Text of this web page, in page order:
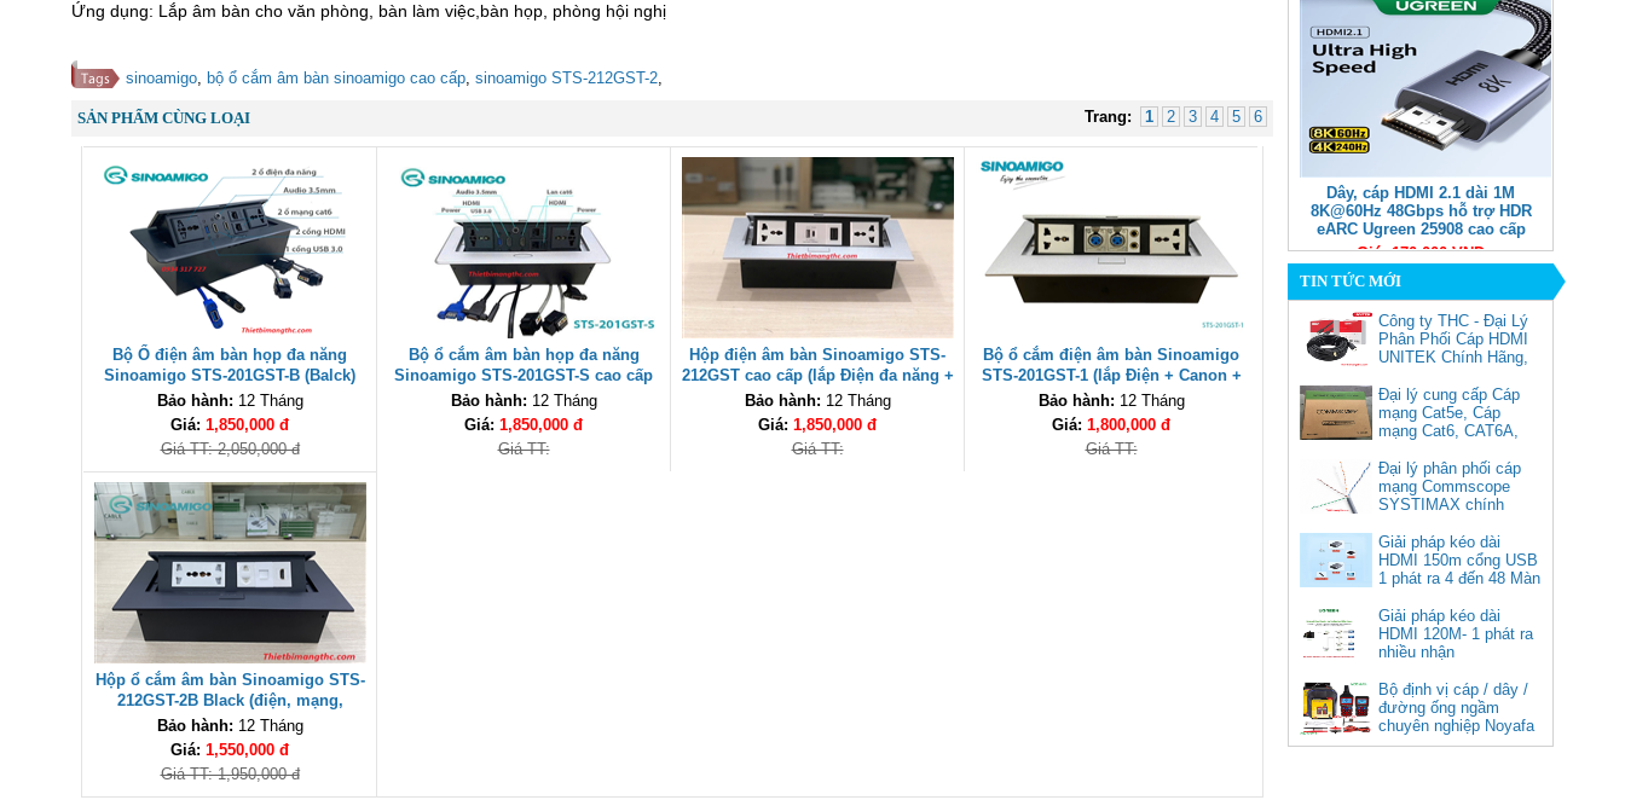
Ứng dụng: Lắp âm bàn cho văn phòng, bàn làm việc,bàn họp, phòng hội nghị
sinoamigo, bộ ổ cắm âm bàn sinoamigo cao cấp, sinoamigo STS-212GST-2,
Trang: 1 2 3 4 5 6
SẢN PHẨM CÙNG LOẠI
Bộ Ổ điện âm bàn họp đa năng
Sinoamigo STS-201GST-B (Balck)
cao cấp
Bảo hành: 12 Tháng
Giá: 1,850,000 đ
Giá TT: 2,050,000 đ
Bộ ổ cắm âm bàn họp đa năng
Sinoamigo STS-201GST-S cao cấp
Bảo hành: 12 Tháng
Giá: 1,850,000 đ
Giá TT:
Hộp điện âm bàn Sinoamigo STS-
212GST cao cấp (lắp Điện đa năng +
sạc USB type C + HDMI) cao cấp
Bảo hành: 12 Tháng
Giá: 1,850,000 đ
Giá TT:
Bộ ổ cắm điện âm bàn Sinoamigo
STS-201GST-1 (lắp Điện + Canon +
Audio 6.5) cao cấp
Bảo hành: 12 Tháng
Giá: 1,800,000 đ
Giá TT:
Hộp ổ cắm âm bàn Sinoamigo STS-
212GST-2B Black (điện, mạng,
HDMI) cao cấp
Bảo hành: 12 Tháng
Giá: 1,550,000 đ
Giá TT: 1,950,000 đ
Dây, cáp HDMI 2.1 dài 1M
8K@60Hz 48Gbps hỗ trợ HDR
eARC Ugreen 25908 cao cấp
Giá: 170,000 VNĐ
Cáp chuyển USB Type-C sang
Displayport 1.4 độ phân giải
cao cấp
Giá: 350,000 VNĐ
TIN TỨC MỚI
Công ty THC - Đại Lý
Phân Phối Cáp HDMI
UNITEK Chính Hãng,
Đại lý cung cấp Cáp
mạng Cat5e, Cáp
mạng Cat6, CAT6A,
Commscope
Đại lý phân phối cáp
mạng Commscope
SYSTIMAX chính
Giải pháp kéo dài
HDMI 150m cổng USB
1 phát ra 4 đến 48 Màn
Giải pháp kéo dài
HDMI 120M- 1 phát ra
nhiều nhận
Bộ định vị cáp / dây /
đường ống ngầm
chuyên nghiệp Noyafa
NF-826